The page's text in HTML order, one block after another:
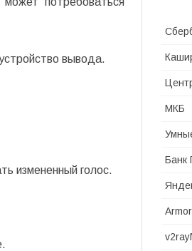
вывода.
измененный голос.
МКБ
Банк